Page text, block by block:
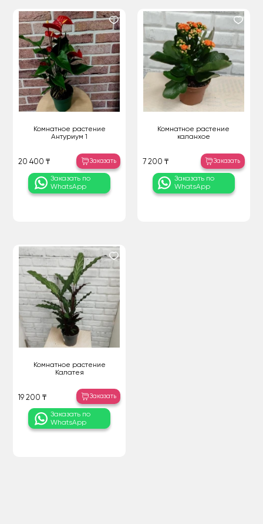
Комнатное растение
Антуриум 1
20 400 ₸ Заказать
Заказать по
WhatsApp
Комнатное растение
каланхое
7 200 ₸ Заказать
Заказать по
WhatsApp
Комнатное растение
Калатея
19 200 ₸ Заказать
Заказать по
WhatsApp